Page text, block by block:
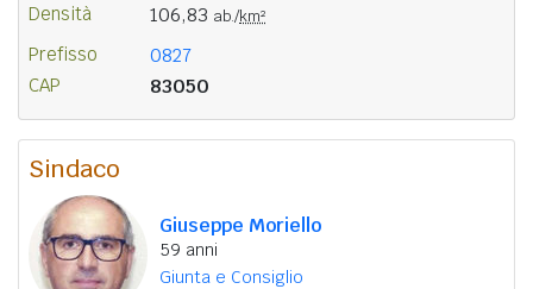
Densità 106,83 ab./km²
Prefisso 0827
CAP 83050
Sindaco
Giuseppe Moriello
59 anni
Giunta e Consiglio